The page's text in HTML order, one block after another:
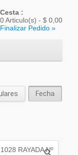
Cesta :
0Articulo(s) - $ 0,00
Finalizar Pedido »
Fecha